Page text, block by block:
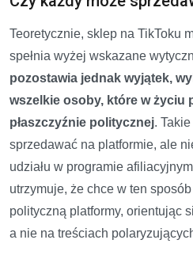
Teoretycznie, sklep na TikToku
spełnia wyżej wskazane
pozostawia jednak wyjątek,
wszelkie osoby, które w życiu
płaszczyźnie politycznej.
sprzedawać na platformie, ale
udziału w programie
utrzymuje, że chce w ten
polityczną platformy, orientując
a nie na treściach